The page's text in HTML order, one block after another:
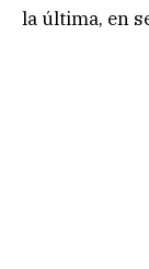
la última, en